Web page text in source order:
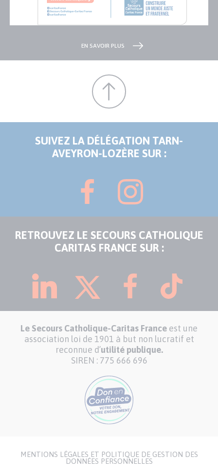
EN SAVOIR PLUS
SUIVEZ LA DÉLÉGATION TARN-
AVEYRON-LOZÈRE SUR :
RETROUVEZ LE SECOURS CATHOLIQUE
CARITAS FRANCE SUR :
Le Secours Catholique-Caritas France est une
association loi de 1901 à but non lucratif et
reconnue d’utilité publique.
SIREN : 775 666 696
MENTIONS LÉGALES ET POLITIQUE DE GESTION DES
DONNÉES PERSONNELLES